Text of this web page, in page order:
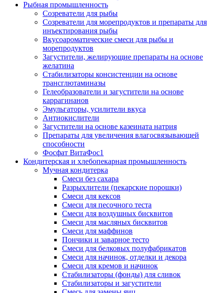
Рыбная промышленность
Созреватели для рыбы
Созреватели для морепродуктов и препараты для
инъектирования рыбы
Вкусоароматические смеси для рыбы и
морепродуктов
Загустители, желирующие препараты на основе
желатина
Стабилизаторы консистенции на основе
трансглютаминазы
Гелеобразователи и загустители на основе
каррагинанов
Эмульгаторы, усилители вкуса
Антиокислители
Загустители на основе казеината натрия
Препараты для увеличения влагосвязывающей
способности
Фосфат ВитаФос1
Кондитерская и хлебопекарная промышленность
Мучная кондитерка
Смеси без сахара
Разрыхлители (пекарские порошки)
Смеси для кексов
Смеси для песочного теста
Смеси для воздушных бисквитов
Смеси для масляных бисквитов
Смеси для маффинов
Пончики и заварное тесто
Cмеси для белковых полуфабрикатов
Смеси для начинок, отделки и декора
Смеси для кремов и начинок
Стабилизаторы (фонды) для сливок
Стабилизаторы и загустители